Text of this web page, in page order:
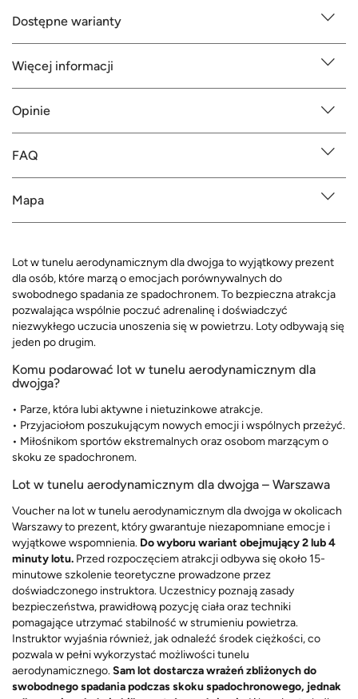
Dostępne warianty
Więcej informacji
Opinie
FAQ
Mapa
Lot w tunelu aerodynamicznym dla dwojga to wyjątkowy prezent
dla osób, które marzą o emocjach porównywalnych do
swobodnego spadania ze spadochronem. To bezpieczna atrakcja
pozwalająca wspólnie poczuć adrenalinę i doświadczyć
niezwykłego uczucia unoszenia się w powietrzu. Loty odbywają się
jeden po drugim.
Komu podarować lot w tunelu aerodynamicznym dla
dwojga?
• Parze, która lubi aktywne i nietuzinkowe atrakcje.
• Przyjaciołom poszukującym nowych emocji i wspólnych przeżyć.
• Miłośnikom sportów ekstremalnych oraz osobom marzącym o
skoku ze spadochronem.
Lot w tunelu aerodynamicznym dla dwojga – Warszawa
Voucher na lot w tunelu aerodynamicznym dla dwojga w okolicach
Warszawy to prezent, który gwarantuje niezapomniane emocje i
wyjątkowe wspomnienia. Do wyboru wariant obejmujący 2 lub 4
minuty lotu. Przed rozpoczęciem atrakcji odbywa się około 15-
minutowe szkolenie teoretyczne prowadzone przez
doświadczonego instruktora. Uczestnicy poznają zasady
bezpieczeństwa, prawidłową pozycję ciała oraz techniki
pomagające utrzymać stabilność w strumieniu powietrza.
Instruktor wyjaśnia również, jak odnaleźć środek ciężkości, co
pozwala w pełni wykorzystać możliwości tunelu
aerodynamicznego.Sam lot dostarcza wrażeń zbliżonych do
swobodnego spadania podczas skoku spadochronowego, jednak